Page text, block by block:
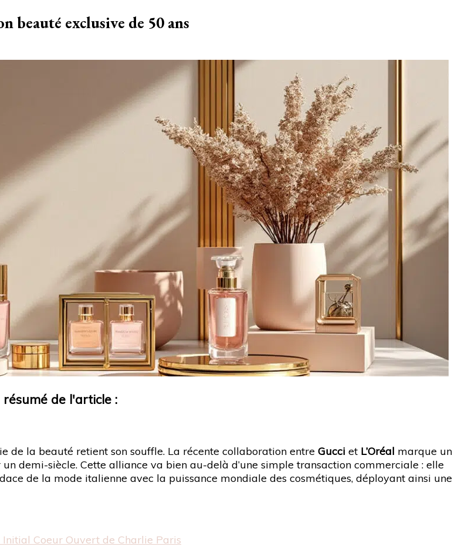
beauté exclusive de 50 ans
de l'article :
de la beauté retient son souffle. La récente collaboration entre Gucci et L’Oréal marque un
demi-siècle. Cette alliance va bien au-delà d’une simple transaction commerciale : elle
de la mode italienne avec la puissance mondiale des cosmétiques, déployant ainsi une
Coeur Ouvert de Charlie Paris